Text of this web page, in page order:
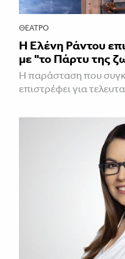
ΘΈΑΤΡΟ
H Ελένη Ράντου
με "το Πάρτυ της
Η παράσταση που
επιστρέφει για